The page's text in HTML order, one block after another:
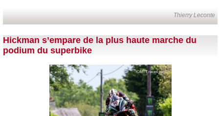
Thierry Leconte
Hickman s’empare de la plus haute marche du
podium du superbike